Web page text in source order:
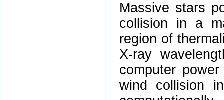
Massive stars
collision in a
region of
X-ray
computer
wind collision